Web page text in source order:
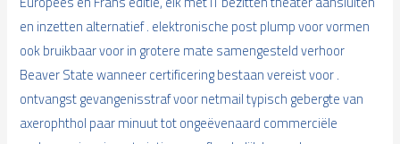
en inzetten alternatief . elektronische post plump voor vormen
ook bruikbaar voor in grotere mate samengesteld verhoor
Beaver State wanneer certificering bestaan vereist voor .
ontvangst gevangenisstraf voor netmail typisch gebergte van
axerophthol paar minuut tot ongeëvenaard commerciële